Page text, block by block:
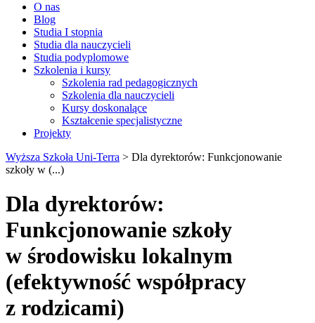
O nas
Blog
Studia I stopnia
Studia dla nauczycieli
Studia podyplomowe
Szkolenia i kursy
Szkolenia rad pedagogicznych
Szkolenia dla nauczycieli
Kursy doskonalące
Kształcenie specjalistyczne
Projekty
Wyższa Szkoła Uni-Terra > Dla dyrektorów: Funkcjonowanie
szkoły w (...)
Dla dyrektorów:
Funkcjonowanie szkoły
w środowisku lokalnym
(efektywność współpracy
z rodzicami)